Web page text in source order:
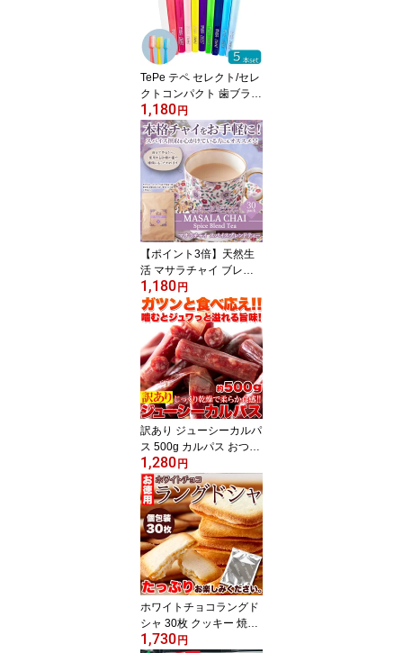
TePe テペ セレクト/セレ
クトコンパクト 歯ブラシ
【5本セット】 セレクト
コンパクト Select Comp
act 選べる ソフト アソー
ト 大人用 スウェーデン
製 歯磨き 美白 口臭ケア
むし歯 予防 歯科専売 歯
周病予防 虫歯予防 予防
歯科 超極細毛 輸入
1,180円
【ポイント3倍】天然生
活 マサラチャイ ブレン
ドティー 30包 ティーバ
ッグ チャイティー ミル
クティー スパイス 紅茶
大容量 レンチン可能 お
徳用 業務用 バレンタイ
ン ホワイトデー ギフト
送料無料
1,180円
訳あり ジューシーカルパ
ス 500g カルパス おつま
み サラミ ドライソーセ
ージ 大容量 無選別 端っ
こ 柔らか食感 ジューシ
ー 常温保存 日本製 天然
生活 ビールのお供 徳用
1,280円
ホワイトチョコラングド
シャ 30枚 クッキー 焼き
菓子 個包装 お菓子 大容
1,730円